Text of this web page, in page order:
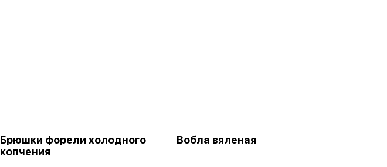
Брюшки форели холодного
копчения
Вобла вяленая